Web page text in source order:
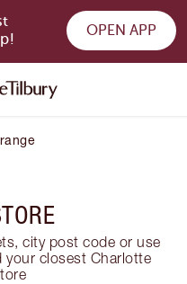
OPEN APP
city post code or use
closest Charlotte